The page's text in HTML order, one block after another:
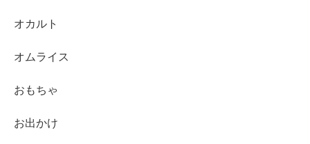
オカルト
オムライス
おもちゃ
お出かけ